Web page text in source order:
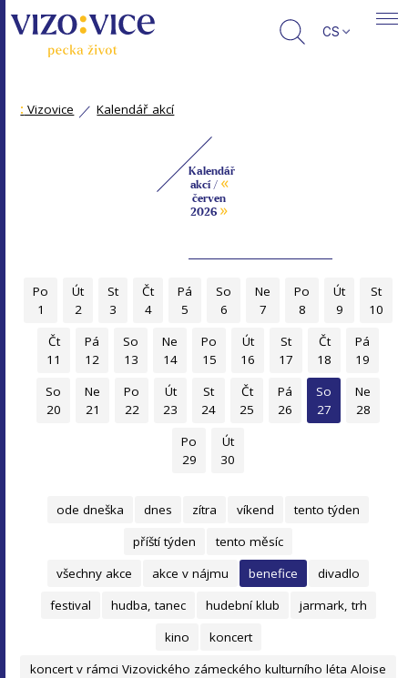
CS
: Vizovice Kalendář akcí
Kalendář
akcí / «
červen
2026 »
Po
1
Út
2
St
3
Čt
4
Pá
5
So
6
Ne
7
Po
8
Út
9
St
10
Čt
11
Pá
12
So
13
Ne
14
Po
15
Út
16
St
17
Čt
18
Pá
19
So
20
Ne
21
Po
22
Út
23
St
24
Čt
25
Pá
26
So
27
Ne
28
Po
29
Út
30
ode dneška dnes zítra víkend
tento týden
příští týden
tento měsíc
všechny akce
akce v nájmu benefice
divadlo
festival
hudba, tanec hudební klub
jarmark, trh
kino
koncert
koncert v rámci Vizovického zámeckého kulturního léta Aloise